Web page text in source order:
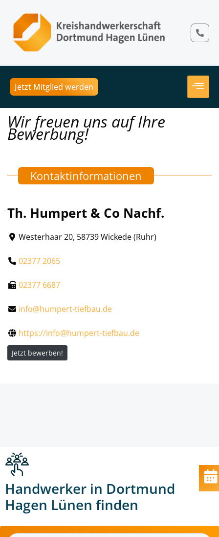
Jetzt Mitglied werden
Wir freuen uns auf Ihre
Bewerbung!
Kontaktinformationen
Th. Humpert & Co Nachf.
Westerhaar 20, 58739 Wickede (Ruhr)
02377 2065
02377 6687
info@humpert-tiefbau.de
https://info@humpert-tiefbau.de
Jetzt bewerben!
Handwerker in Dortmund
Hagen Lünen finden